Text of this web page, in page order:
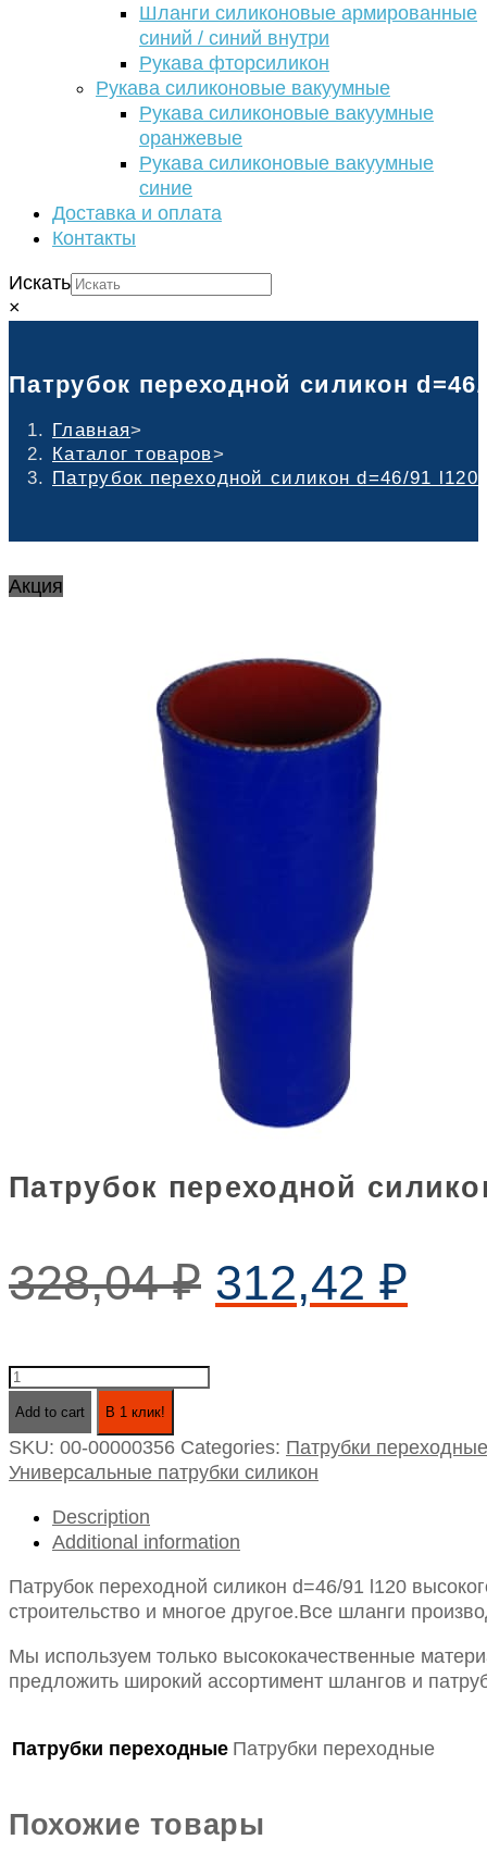
Шланги силиконовые армированные
синий / синий внутри
Рукава фторсиликон
Рукава силиконовые вакуумные
Рукава силиконовые вакуумные
оранжевые
Рукава силиконовые вакуумные
синие
Доставка и оплата
Контакты
Искать
×
Патрубок переходной силикон
Главная>
Каталог товаров>
Патрубок переходной силикон d=46/91 l120
Акция
Патрубок переходной
328,04₽ 312,42 ₽
Патрубок
d=46/91
l120
Add to cart В 1 клик!
SKU: 00-00000356 Categories: Патрубки переходные
Универсальные патрубки силикон
Description
Additional information
Патрубок переходной силикон d=46/91 l120
строительство и многое другое.Все шланги
Мы используем только высококачественные
предложить широкий ассортимент шлангов и
Патрубки переходные Патрубки переходные
Похожие товары